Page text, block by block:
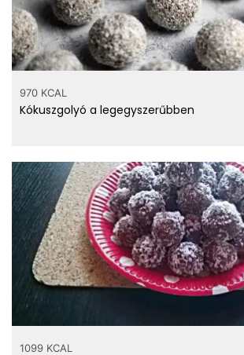
970 KCAL
Kókuszgolyó a legegyszerűbben
1099 KCAL